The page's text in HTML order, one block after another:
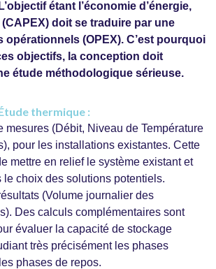
étant l’économie d’énergie,
(CAPEX) doit se traduire par une
opérationnels (OPEX). C’est pourquoi
objectifs, la conception doit
étude méthodologique sérieuse.
thermique :
mesures (Débit, Niveau de Température
pour les installations existantes. Cette
mettre en relief le système existant et
le choix des solutions potentiels.
(Volume journalier des
Des calculs complémentaires sont
évaluer la capacité de stockage
très précisément les phases
phases de repos.